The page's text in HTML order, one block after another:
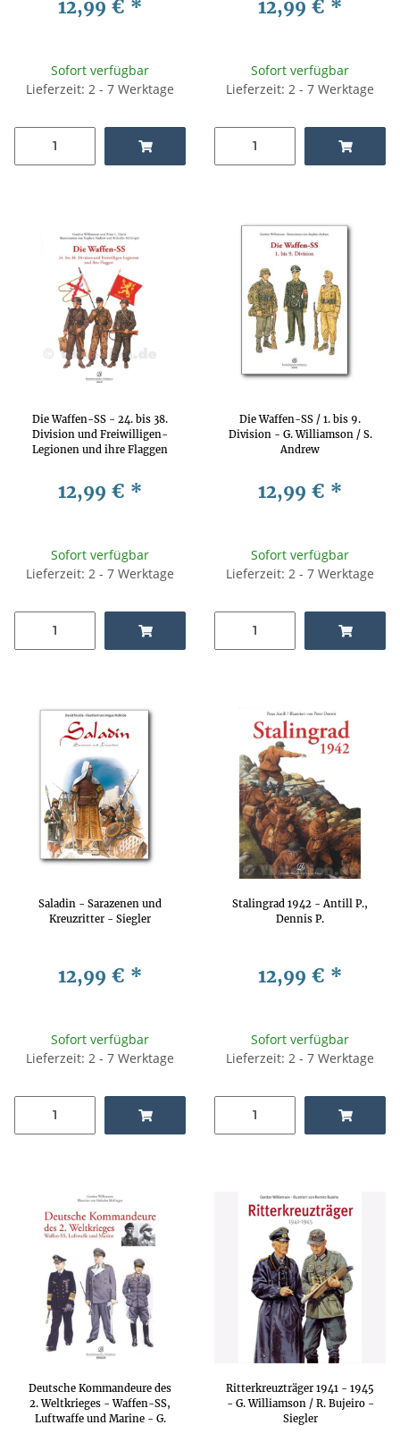
12,99 € *
Sofort verfügbar
Lieferzeit: 2 - 7 Werktage
12,99 € *
Sofort verfügbar
Lieferzeit: 2 - 7 Werktage
Die Waffen-SS - 24. bis 38.
Division und Freiwilligen-
Legionen und ihre Flaggen
12,99 € *
Sofort verfügbar
Lieferzeit: 2 - 7 Werktage
Die Waffen-SS / 1. bis 9.
Division - G. Williamson / S.
Andrew
12,99 € *
Sofort verfügbar
Lieferzeit: 2 - 7 Werktage
Saladin - Sarazenen und
Kreuzritter - Siegler
12,99 € *
Sofort verfügbar
Lieferzeit: 2 - 7 Werktage
Stalingrad 1942 - Antill P.,
Dennis P.
12,99 € *
Sofort verfügbar
Lieferzeit: 2 - 7 Werktage
Deutsche Kommandeure des
2. Weltkrieges - Waffen-SS,
Luftwaffe und Marine - G.
Ritterkreuzträger 1941 - 1945
- G. Williamson / R. Bujeiro -
Siegler